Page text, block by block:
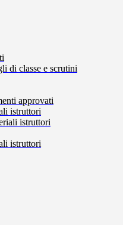
di classe e scrutini
approvati
istruttori
istruttori
istruttori